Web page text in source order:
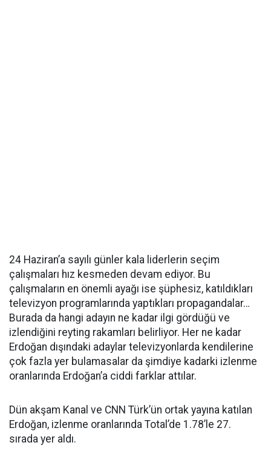
24 Haziran’a sayılı günler kala liderlerin seçim
çalışmaları hız kesmeden devam ediyor. Bu
çalışmaların en önemli ayağı ise şüphesiz, katıldıkları
televizyon programlarında yaptıkları propagandalar…
Burada da hangi adayın ne kadar ilgi gördüğü ve
izlendiğini reyting rakamları belirliyor. Her ne kadar
Erdoğan dışındaki adaylar televizyonlarda kendilerine
çok fazla yer bulamasalar da şimdiye kadarki izlenme
oranlarında Erdoğan’a ciddi farklar attılar.
Dün akşam Kanal ve CNN Türk’ün ortak yayına katılan
Erdoğan, izlenme oranlarında Total’de 1.78’le 27.
sırada yer aldı.